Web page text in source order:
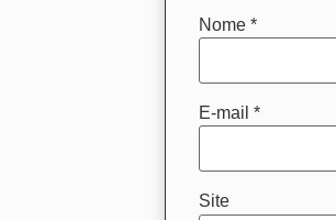
Nome *
E-mail *
Site